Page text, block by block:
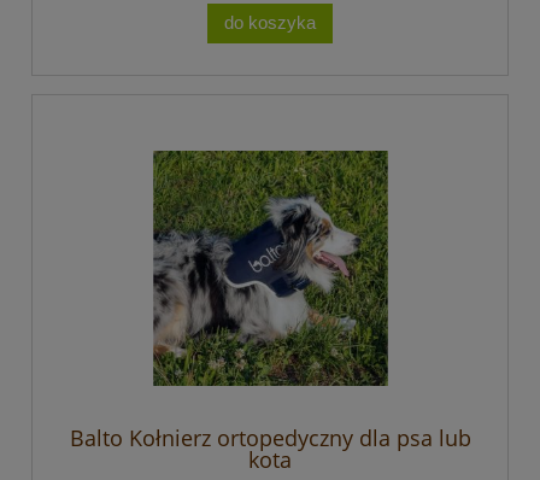
do koszyka
Balto Kołnierz ortopedyczny dla psa lub
kota